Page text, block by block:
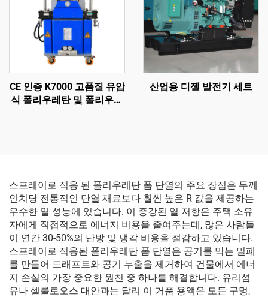
CE 인증 K7000 고품질 유압
식 폴리우레탄 및 폴리우레
산업용 디젤 발전기 세트
스프레이로 적용 된 폴리우레탄 폼 단열의 주요 장점은 두께
인치당 전통적인 단열 재료보다 훨씬 높은 R 값을 제공하는
우수한 열 성능에 있습니다. 이 증강된 열 저항은 주택 소유
자에게 직접적으로 에너지 비용을 줄여주는데, 많은 사람들
이 연간 30-50%의 난방 및 냉각 비용을 절감하고 있습니다.
스프레이로 적용된 폴리우레탄 폼 단열은 공기를 막는 밀폐
를 만들어 드래프트와 공기 누출을 제거하여 건물에서 에너
지 손실의 가장 중요한 원천 중 하나를 해결합니다. 유리섬
유나 셀룰로오스 대안과는 달리 이 거품 용액은 모든 구멍,